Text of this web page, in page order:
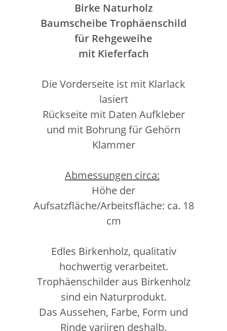
Birke Naturholz
Baumscheibe Trophäenschild
für Rehgeweihe
mit Kieferfach
Die Vorderseite ist mit Klarlack
lasiert
Rückseite mit Daten Aufkleber
und mit Bohrung für Gehörn
Klammer
Abmessungen circa:
Höhe der
Aufsatzfläche/Arbeitsfläche: ca. 18
cm
Edles Birkenholz, qualitativ
hochwertig verarbeitet.
Trophäenschilder aus Birkenholz
sind ein Naturprodukt.
Das Aussehen, Farbe, Form und
Rinde variiren deshalb.